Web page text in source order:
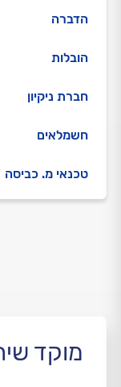
הדברה
הובלות
חברת ניקיון
חשמלאים
טכנאי מ. כביסה
מוקד